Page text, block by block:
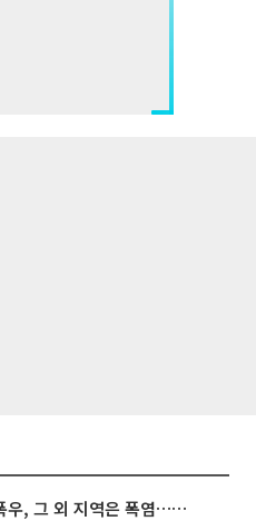
동해안은 시간당 80㎜ 폭우, 그 외 지역은 폭염…‘극과 극 날씨’